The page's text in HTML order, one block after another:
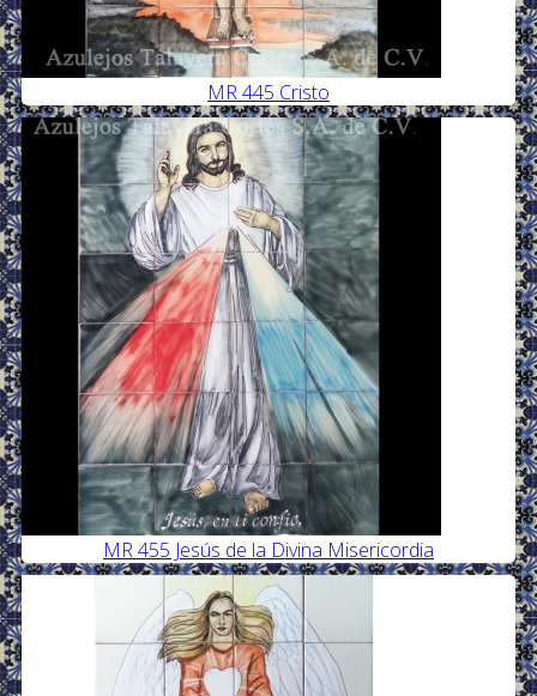
MR 445 Cristo
MR 455 Jesús de la Divina Misericordia